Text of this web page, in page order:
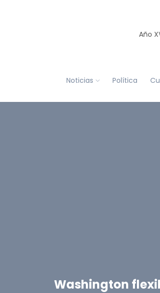
Año
Noticias Política
Washington